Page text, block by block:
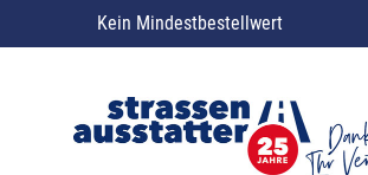
Kein Mindestbestellwert